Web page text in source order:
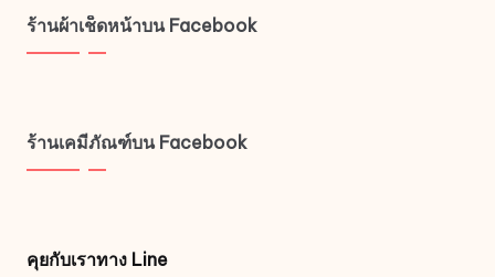
ร้านผ้าเช็ดหน้าบน Facebook
ร้านเคมีภัณฑ์บน Facebook
คุยกับเราทาง Line